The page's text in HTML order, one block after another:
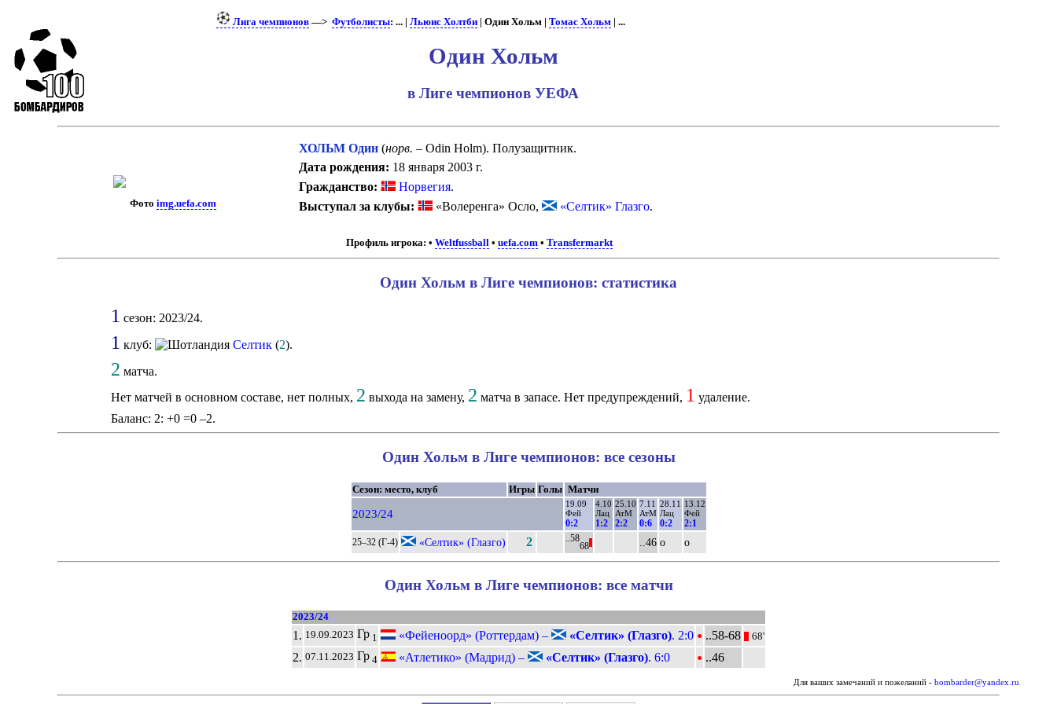
Лига чемпионов —> Футболисты: ... | Льюис Холтби | Один Хольм | Томас Хольм | ...
Один Хольм
в Лиге чемпионов УЕФА
Фото img.uefa.com
ХОЛЬМ Один (норв. – Odin Holm). Полузащитник.
Дата рождения: 18 января 2003 г.
Гражданство:
Норвегия.
Выступал за клубы:
«Волеренга» Осло, «Селтик» Глазго.
Профиль игрока: • Weltfussball• uefa.com• Transfermarkt
Один Хольм в Лиге чемпионов: статистика
1 сезон: 2023/24.
1 клуб: Селтик(2).
2 матча.
Нет матчей в основном составе, нет полных, 2 выхода на замену, 2 матча в запасе. Нет предупреждений, 1 удаление.
Баланс: 2: +0 =0 –2.
Один Хольм в Лиге чемпионов: все сезоны
Сезон: место, клуб Игры Голы Матчи
2023/24
19.09
Фей
0:2
4.10
Лац
1:2
25.10
АтМ
2:2
7.11
АтМ
0:6
28.11
Лац
0:2
13.12
Фей
2:1
25–32 (Г-4) «Селтик» (Глазго) 2 ..58
68|| ..46 о о
Один Хольм в Лиге чемпионов: все матчи
2023/24
1. 19.09.2023 Гр 1 «Фейеноорд» (Роттердам) – «Селтик» (Глазго). 2:0 • ..58-68 68'
2. 07.11.2023 Гр 4 «Атлетико» (Мадрид) – «Селтик» (Глазго). 6:0 • ..46
Для ваших замечаний и пожеланий - bombarder@yandex.ru